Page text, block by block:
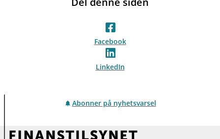
Facebook
LinkedIn
Abonner på nyhetsvarsel